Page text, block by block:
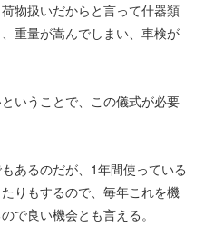
物扱いだからと言って什器類
重量が嵩んでしまい、車検が
いうことで、この儀式が必要
あるのだが、1年間使っている
りもするので、毎年これを機
で良い機会とも言える。